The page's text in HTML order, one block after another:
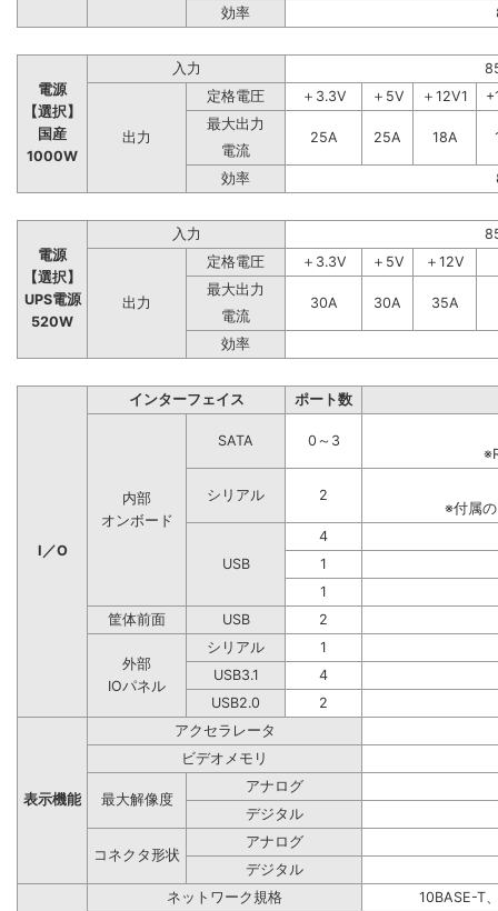
効率
電源
【選択】
国産
1000W
入力
出力
定格電圧 ＋3.3V ＋5V ＋12V1
最大出力
25A
25A 18A
電流
効率
電源
【選択】
UPS電源
520W
入力
出力
定格電圧 ＋3.3V ＋5V
＋12V
最大出力
30A
30A
35A
電流
効率
I／O
インターフェイス ポート数
内部
オンボード
SATA
0～3
シリアル
2
※付属
USB
4
1
1
筐体前面
USB 2
外部
IOパネル
シリアル
1
USB3.1
4
USB2.0
2
表示機能
アクセラレータ
ビデオメモリ
最大解像度
アナログ
デジタル
コネクタ形状
アナログ
デジタル
ネットワーク規格 10BASE-T